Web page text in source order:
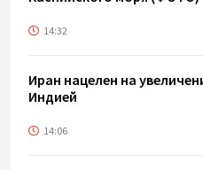
14:32
Иран нацелен на
Индией
14:06